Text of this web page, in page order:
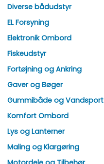
Diverse bådudstyr
EL Forsyning
Elektronik Ombord
Fiskeudstyr
Fortøjning og Ankring
Gaver og Bøger
Gummibåde og Vandsport
Komfort Ombord
Lys og Lanterner
Maling og Klargøring